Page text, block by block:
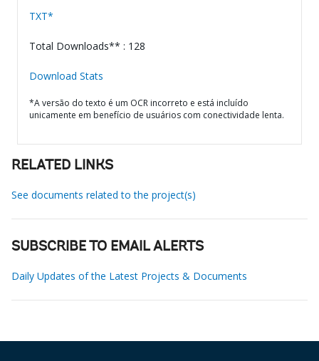
TXT*
Total Downloads** : 128
Download Stats
*A versão do texto é um OCR incorreto e está incluído
unicamente em benefício de usuários com conectividade lenta.
RELATED LINKS
See documents related to the project(s)
SUBSCRIBE TO EMAIL ALERTS
Daily Updates of the Latest Projects & Documents